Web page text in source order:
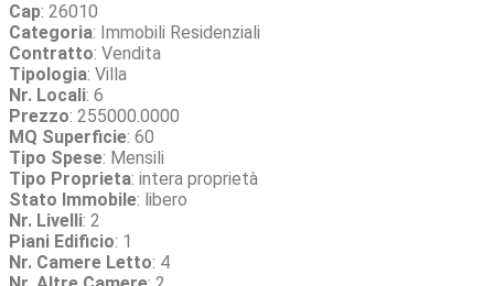
Cap: 26010
Categoria: Immobili Residenziali
Contratto: Vendita
Tipologia: Villa
Nr. Locali: 6
Prezzo: 255000.0000
MQ Superficie: 60
Tipo Spese: Mensili
Tipo Proprieta: intera proprietà
Stato Immobile: libero
Nr. Livelli: 2
Piani Edificio: 1
Nr. Camere Letto: 4